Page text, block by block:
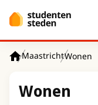
MaastrichtWonen
Wonen